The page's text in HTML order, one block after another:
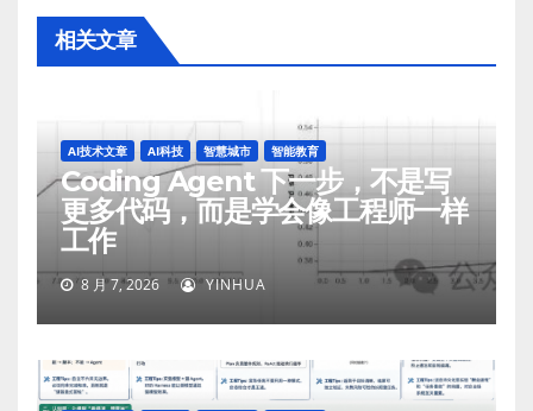
相关文章
AI技术文章 AI科技 智慧城市 智能教育
Coding Agent 下一步，不是写
更多代码，而是学会像工程师一样
工作
8 月 7, 2026 YINHUA